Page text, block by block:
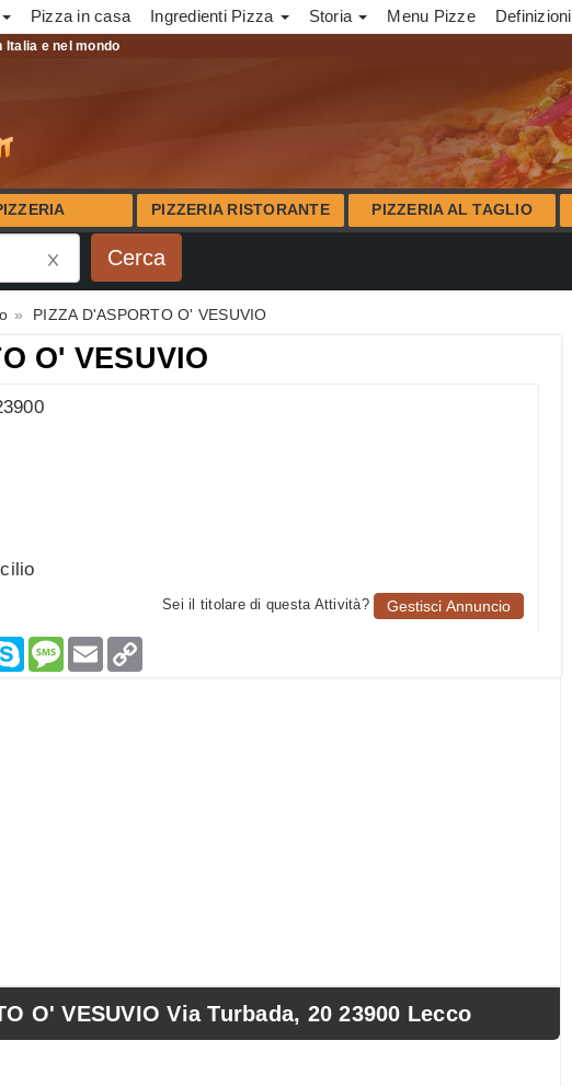
Pizza in casa Ingredienti Pizza Storia Menu Pizze Definizioni
Italia e nel mondo
PIZZERIA RISTORANTE PIZZERIA AL TAGLIO
PIZZA D'ASPORTO O' VESUVIO
O' VESUVIO
Sei il titolare di questa Attività? Gestisci Annuncio
SkypeMessage
Email
O' VESUVIO Via Turbada, 20 23900 Lecco